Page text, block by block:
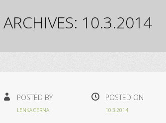
10.3.2014
POSTED BY
LENKA.CERNA
POSTED ON
10.3.2014